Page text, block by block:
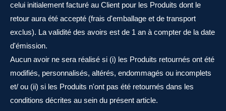
celui initialement facturé au Client pour les Produits dont le
retour aura été accepté (frais d'emballage et de transport
exclus). La validité des avoirs est de 1 an à compter de la date
d'émission.
Aucun avoir ne sera réalisé si (i) les Produits retournés ont été
modifiés, personnalisés, altérés, endommagés ou incomplets
et/ ou (ii) si les Produits n'ont pas été retournés dans les
conditions décrites au sein du présent article.